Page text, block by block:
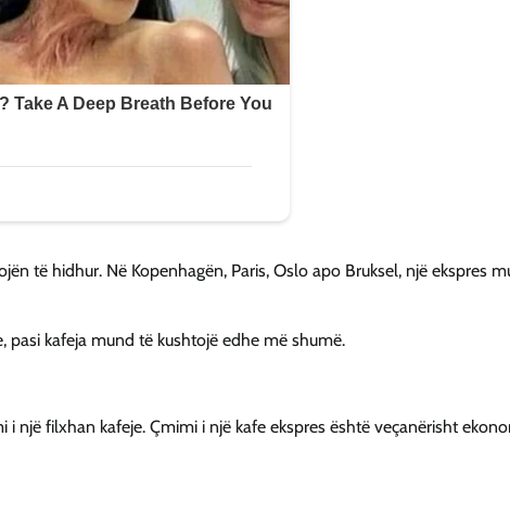
të hidhur. Në Kopenhagën, Paris, Oslo apo Bruksel, një ekspres
kafeja mund të kushtojë edhe më shumë.
një filxhan kafeje. Çmimi i një kafe ekspres është veçanërisht